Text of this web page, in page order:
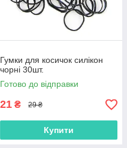
Гумки для косичок силікон
чорні 30шт.
Готово до відправки
21 ₴ 29 ₴
Купити